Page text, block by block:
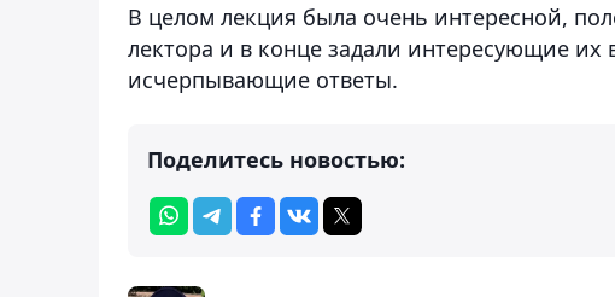
В целом лекция была очень интересной,
лектора и в конце задали интересующие
исчерпывающие ответы.
Поделитесь новостью: